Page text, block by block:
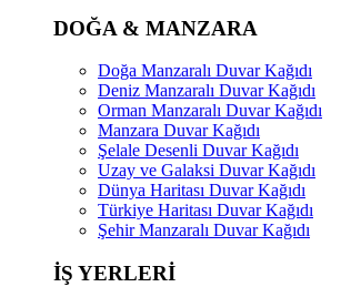
DOĞA & MANZARA
Doğa Manzaralı Duvar Kağıdı
Deniz Manzaralı Duvar Kağıdı
Orman Manzaralı Duvar Kağıdı
Manzara Duvar Kağıdı
Şelale Desenli Duvar Kağıdı
Uzay ve Galaksi Duvar Kağıdı
Dünya Haritası Duvar Kağıdı
Türkiye Haritası Duvar Kağıdı
Şehir Manzaralı Duvar Kağıdı
İŞ YERLERİ